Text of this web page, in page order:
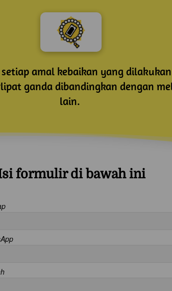
amal kebaikan yang
ganda dibandingkan dengan
lain.
formulir di bawah ini